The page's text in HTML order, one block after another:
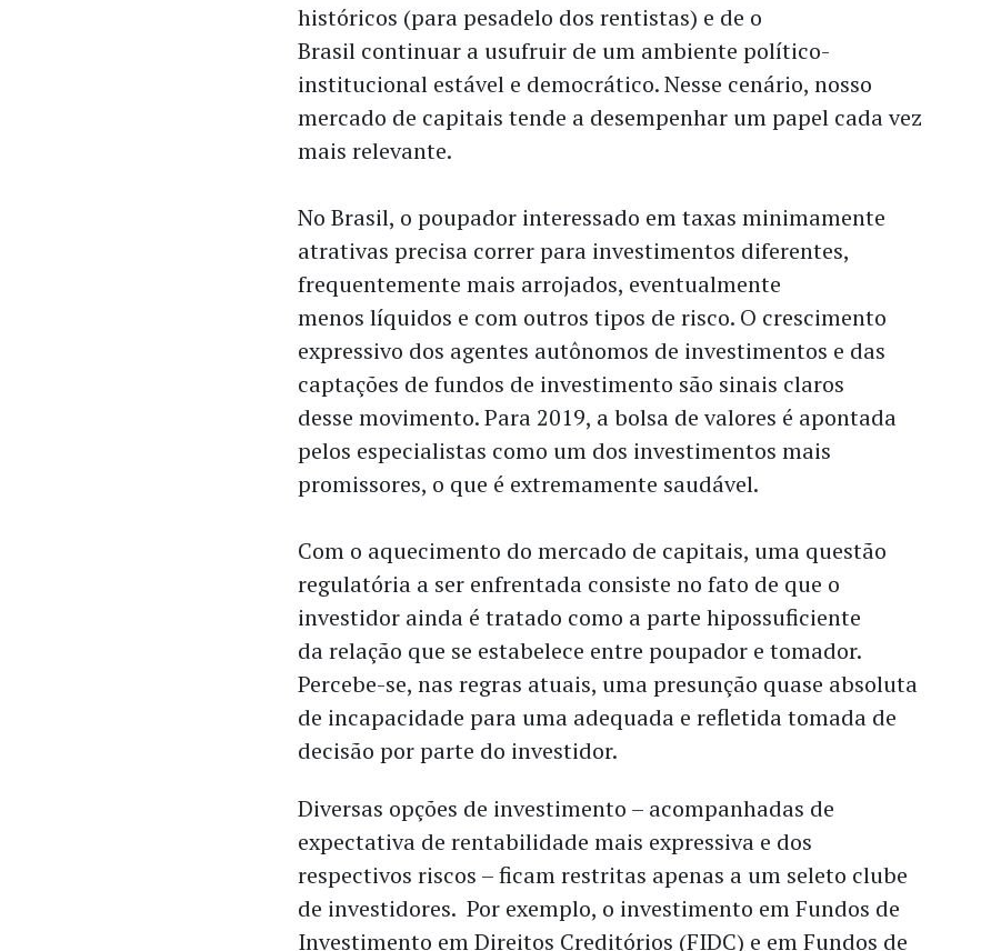
históricos (para pesadelo dos rentistas) e de o
Brasil continuar a usufruir de um ambiente político-
institucional estável e democrático. Nesse cenário, nosso
mercado de capitais tende a desempenhar um papel cada vez
mais relevante.
No Brasil, o poupador interessado em taxas minimamente
atrativas precisa correr para investimentos diferentes,
frequentemente mais arrojados, eventualmente
menos líquidos e com outros tipos de risco. O crescimento
expressivo dos agentes autônomos de investimentos e das
captações de fundos de investimento são sinais claros
desse movimento. Para 2019, a bolsa de valores é apontada
pelos especialistas como um dos investimentos mais
promissores, o que é extremamente saudável.
​Com o aquecimento do mercado de capitais, uma questão
regulatória a ser enfrentada consiste no fato de que o
investidor ainda é tratado como a parte hipossuficiente
da relação que se estabelece entre poupador e tomador.
Percebe-se, nas regras atuais, uma presunção quase absoluta
de incapacidade para uma adequada e refletida tomada de
decisão por parte do investidor.
Diversas opções de investimento – acompanhadas de
expectativa de rentabilidade mais expressiva e dos
respectivos riscos – ficam restritas apenas a um seleto clube
de investidores. Por exemplo, o investimento em Fundos de
Investimento em Direitos Creditórios (FIDC) e em Fundos de